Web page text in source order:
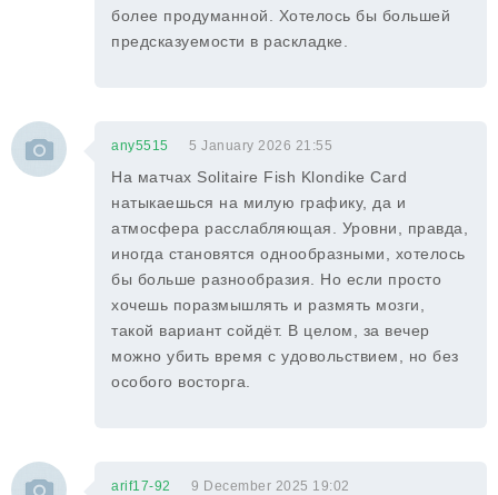
более продуманной. Хотелось бы большей
предсказуемости в раскладке.
any5515 5 January 2026 21:55
На матчах Solitaire Fish Klondike Card
натыкаешься на милую графику, да и
атмосфера расслабляющая. Уровни, правда,
иногда становятся однообразными, хотелось
бы больше разнообразия. Но если просто
хочешь поразмышлять и размять мозги,
такой вариант сойдёт. В целом, за вечер
можно убить время с удовольствием, но без
особого восторга.
arif17-92 9 December 2025 19:02